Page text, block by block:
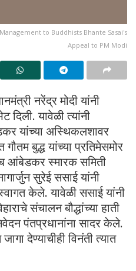
to Buddhists Bhante Sasai's
Appeal to PM Modi
नरेंद्र मोदी यांनी
दिली. यावेळी त्यांनी
यांच्या अस्थिकलशावर
बुद्ध यांच्या प्रतिमेसमोर
आंबेडकर स्मारक समिती
सुरेई ससाई यांनी
केले. यावेळी ससाई यांनी
संचालन बौद्धांच्या हाती
पंतप्रधानांना सादर केले.
देण्याचीही विनंती त्यात